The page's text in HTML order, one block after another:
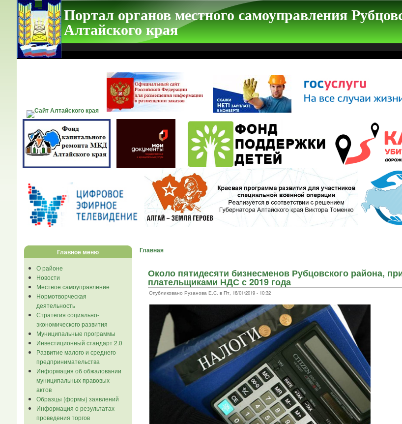
Портал органов местного самоуправления
Алтайского края
Главное меню
О районе
Новости
Местное самоуправление
Нормотворческая
деятельность
Стратегия социально-
экономического развития
Муниципальные программы
Инвестиционный стандарт 2.0
Развитие малого и среднего
предпринимательства
Информация об обжаловании
муниципальных правовых
актов
Образцы (формы) заявлений
Информация о результатах
проведения торгов
Главная
Около пятидесяти бизнесменов Рубцовского района,
плательщиками НДС с 2019 года
Опубликовано Рузанова Е.С. в Пт, 18/01/2019 - 10:32